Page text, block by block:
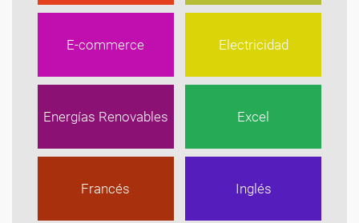
E-commerce Electricidad
Energías Renovables Excel
Francés Inglés